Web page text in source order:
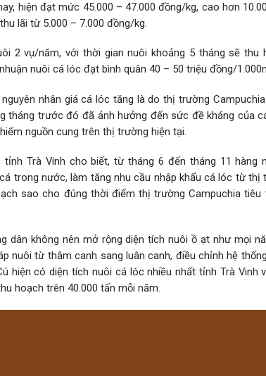
hiện đạt mức 45.000 – 47.000 đồng/kg, cao hơn
lãi từ 5.000 – 7.000 đồng/kg.
2 vụ/năm, với thời gian nuôi khoảng 5 tháng sẽ thu
nuôi cá lóc đạt bình quân 40 – 50 triệu đồng/
nhân giá cá lóc tăng là do thị trường
tháng trước đó đã ảnh hưởng đến sức đề kháng của
nguồn cung trên thị trường hiện tại.
tỉnh Trà Vinh cho biết, từ tháng 6 đến tháng 11 hàng
trong nước, làm tăng nhu cầu nhập khẩu cá lóc từ thị
sao cho đúng thời điểm thị trường Campuchia tiêu
dân không nên mở rộng diện tích nuôi ồ ạt như mọi
nuôi từ thâm canh sang luân canh, điều chỉnh hệ
hiện có diện tích nuôi cá lóc nhiều nhất tỉnh Trà Vinh
hoạch trên 40.000 tấn mỗi năm.